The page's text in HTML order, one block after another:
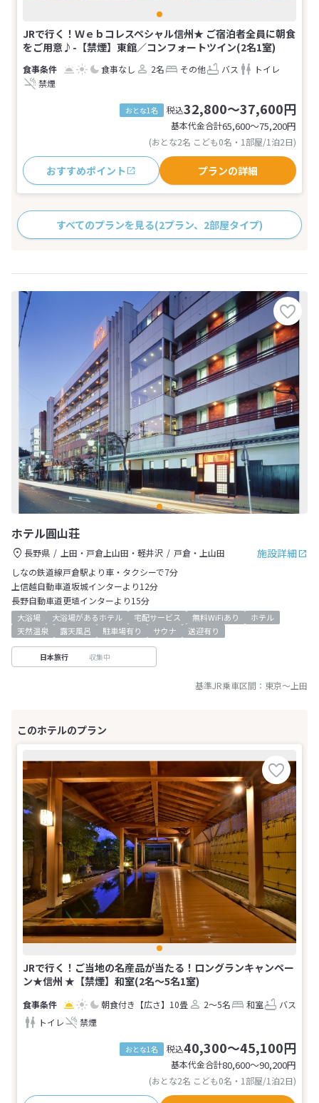
JRで行く！Ｗｅｂコレスペシャル信州★ ご宿泊者全員に朝食
をご用意♪-【禁煙】東館／コンフォートツイン(2名1室)
食事なし 2名 その他 バス
トイレ
禁煙
おとな1名 税込32,800～37,600円
基本代金合計65,600〜75,200円
(おとな2名 こども0名・1部屋/1泊2日)
おすすめポイント プランの詳細
すべてのプランを見る(2プラン、2部屋タイプ)
ホテル圓山荘
施設詳細
長野県 上田・戸倉上山田・軽井沢
戸倉・上山田
しなの鉄道線戸倉駅より車・タクシーで7分
上信越自動車道坂城インターより12分
長野自動車道更埴インターより15分
大浴場 大浴場があるホテル 宅配サービス 無料WiFiあり
ホテル
天然温泉
露天風呂 駐車場有り サウナ 送迎有り
日本旅行 収集中
基準JR乗車区間： 東京～ 上田
JRで行く！ご当地の名産品が当たる！ロングランキャンペー
ン★信州 ★【禁煙】和室(2名～5名1室)
朝食付き 【広さ】10畳 2～5名 和室
バス
トイレ
禁煙
おとな1名 税込40,300～45,100円
基本代金合計80,600〜90,200円
(おとな2名 こども0名・1部屋/1泊2日)